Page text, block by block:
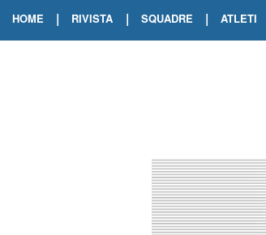
HOME | RIVISTA | SQUADRE | ATLETI